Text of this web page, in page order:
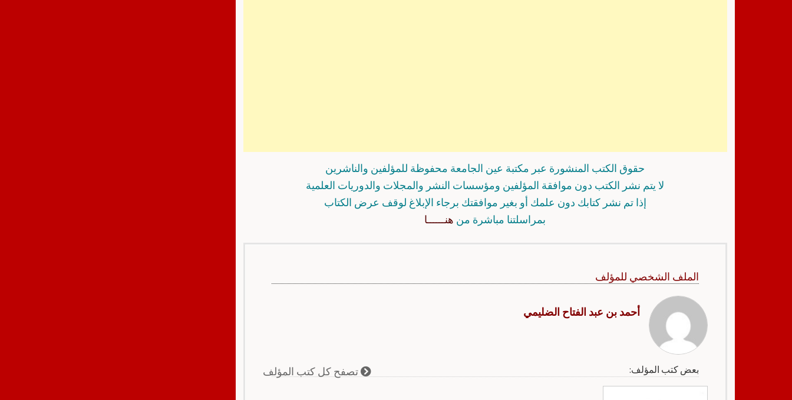
حقوق الكتب المنشورة عبر مكتبة عين الجامعة محفوظة للمؤلفين والناشرين
لا يتم نشر الكتب دون موافقة المؤلفين ومؤسسات النشر والمجلات والدوريات العلمية
إذا تم نشر كتابك دون علمك أو بغير موافقتك برجاء الإبلاغ لوقف عرض الكتاب
بمراسلتنا مباشرة من هنــــــا
الملف الشخصي للمؤلف
أحمد بن عبد الفتاح الضليمي
بعض كتب المؤلف: تصفح كل كتب المؤلف